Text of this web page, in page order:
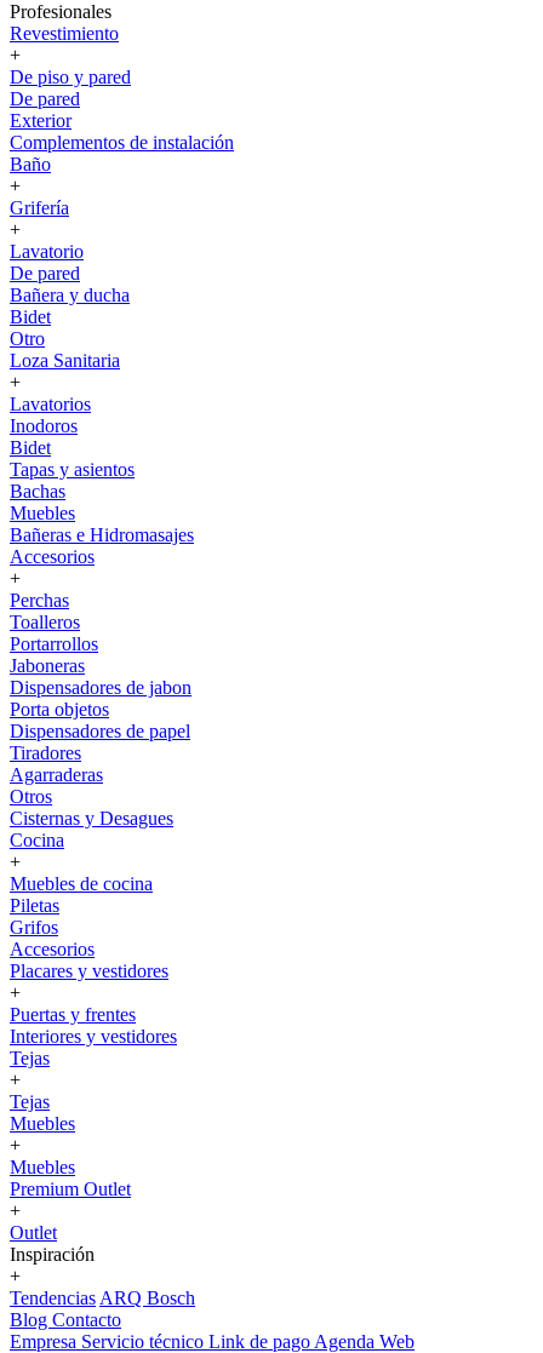
Profesionales
Revestimiento
+
De piso y pared
De pared
Exterior
Complementos de instalación
Baño
+
Grifería
+
Lavatorio
De pared
Bañera y ducha
Bidet
Otro
Loza Sanitaria
+
Lavatorios
Inodoros
Bidet
Tapas y asientos
Bachas
Muebles
Bañeras e Hidromasajes
Accesorios
+
Perchas
Toalleros
Portarrollos
Jaboneras
Dispensadores de jabon
Porta objetos
Dispensadores de papel
Tiradores
Agarraderas
Otros
Cisternas y Desagues
Cocina
+
Muebles de cocina
Piletas
Grifos
Accesorios
Placares y vestidores
+
Puertas y frentes
Interiores y vestidores
Tejas
+
Tejas
Muebles
+
Muebles
Premium Outlet
+
Outlet
Inspiración
+
Tendencias ARQ Bosch
Blog Contacto
Empresa Servicio técnico Link de pago Agenda Web